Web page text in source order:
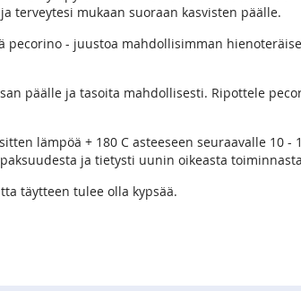
terveytesi mukaan suoraan kasvisten päälle.
pecorino - juustoa mahdollisimman
päälle ja tasoita mahdollisesti. Ripottele
lämpöä + 180 C asteeseen seuraavalle 10 -
ja tietysti uunin oikeasta
täytteen tulee olla kypsää.